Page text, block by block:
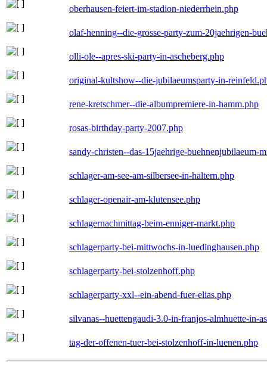
oberhausen-feiert-im-stadion-niederrhein.php
olaf-henning--die-grosse-party-zum-20jaehrigen-
olli-ole--apres-ski-party-in-ascheberg.php
original-kultshow--die-jubilaeumsparty-in-
rene-kretschmer--die-albumpremiere-in-hamm.php
rosas-birthday-party-2007.php
sandy-christen--das-15jaehrige-buehnenjubilaeum-
schlager-am-see-am-silbersee-in-haltern.php
schlager-openair-am-klutensee.php
schlagernachmittag-beim-enniger-markt.php
schlagerparty-bei-mittwochs-in-luedinghausen.php
schlagerparty-bei-stolzenhoff.php
schlagerparty-xxl--ein-abend-fuer-elias.php
silvanas--huettengaudi-3.0-in-franjos-almhuette-in-
tag-der-offenen-tuer-bei-stolzenhoff-in-luenen.php